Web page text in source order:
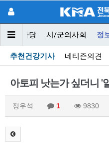
닥터마당 시/군의사회 정
추천건강기사 네티즌의견
아토피 낫는가 싶더니 '
정우석 1 9830